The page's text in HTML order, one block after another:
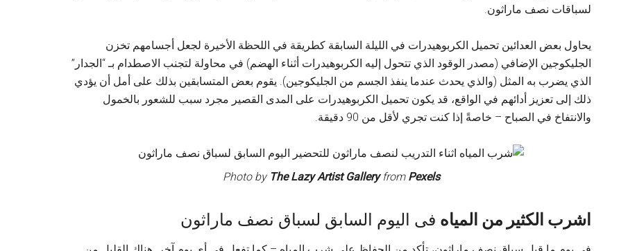
لسباقات نصف ماراثون.
يحاول بعض العدائين تحميل الكربوهيدرات في الليلة السابقة كطريقة في اللحظة الأخيرة لجعل أجسامهم تخزن
الجليكوجين الإضافي (مصدر الوقود الذي تتحول إليه الكربوهيدرات أثناء الهضم) في محاولة لتجنب الاصطدام بـ “الجدار”
الذي يضرب به المثل (والذي يحدث عندما ينفذ الجسم من الجليكوجين). يقوم بعض المتسابقين بذلك على أمل أن يؤدي
ذلك إلى تعزيز أدائهم في الواقع، قد يكون تحميل الكربوهيدرات على المدى القصير مجرد سبب للشعور بالخمول
والانتفاخ في الصباح – خاصةً إذا كنت تجري لأقل من 90 دقيقة.
Photo by The Lazy Artist Galleryfrom Pexels
اشرب الكثير من المياه فى اليوم السابق لسباق نصف ماراثون